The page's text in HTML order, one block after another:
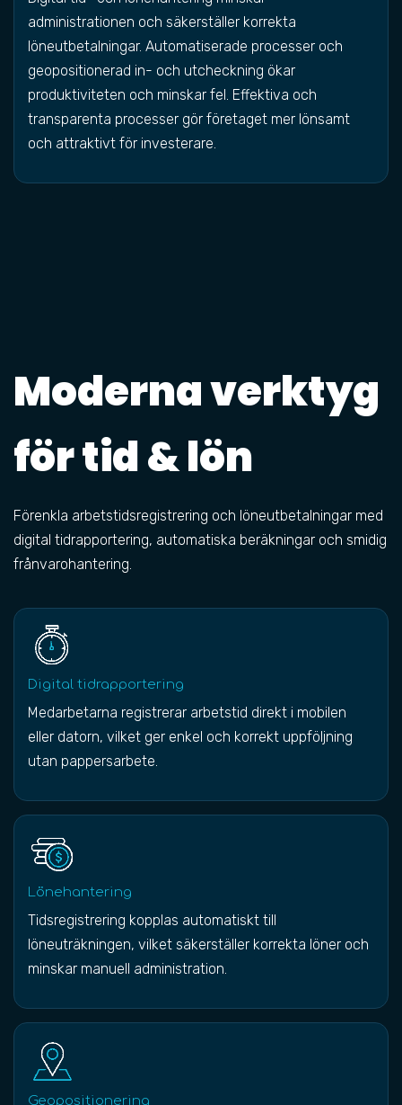
administrationen och säkerställer korrekta
löneutbetalningar. Automatiserade processer och
geopositionerad in- och utcheckning ökar
produktiviteten och minskar fel. Effektiva och
transparenta processer gör företaget mer lönsamt
och attraktivt för investerare.
Moderna verktyg
för tid & lön
Förenkla arbetstidsregistrering och löneutbetalningar med
digital tidrapportering, automatiska beräkningar och smidig
frånvarohantering.
Digital tidrapportering
Medarbetarna registrerar arbetstid direkt i mobilen
eller datorn, vilket ger enkel och korrekt uppföljning
utan pappersarbete.
Lönehantering
Tidsregistrering kopplas automatiskt till
löneuträkningen, vilket säkerställer korrekta löner och
minskar manuell administration.
Geopositionering